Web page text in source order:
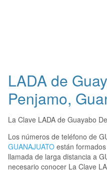
LADA de
Penjamo,
La Clave LADA de Guayabo
Los números de teléfono de
GUANAJUATO están
llamada de larga distancia a
necesario conocer La Clave